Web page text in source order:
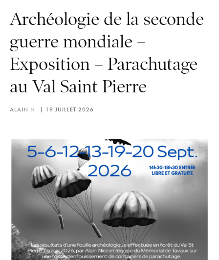
Archéologie de la seconde
guerre mondiale –
Exposition – Parachutage
au Val Saint Pierre
ALAIN N. 19 JUILLET 2026